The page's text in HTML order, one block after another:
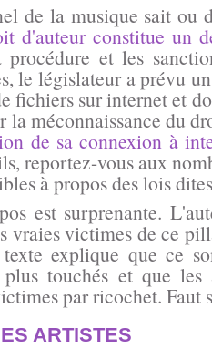
de la musique sait ou
d'auteur constitue un
et les
le législateur a prévu
fichiers sur internet et
la méconnaissance du
de sa connexion à
reportez-vous aux
à propos des lois
est surprenante.
vraies victimes de ce
explique que ce
plus touchés et que
par ricochet. Faut
ARTISTES